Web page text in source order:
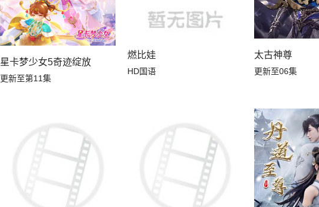
星卡梦少女5奇迹绽放
更新至第11集
燃比娃
HD国语
太古神尊
更新至06集